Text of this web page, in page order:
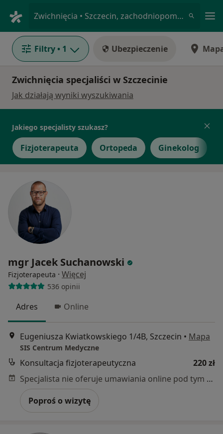
Zwichnięcia • Szczecin, zachodniopomorskie
Filtry • 1 Ubezpieczenie
Zwichnięcia specjaliści w Szczecinie
Jak działają wyniki wyszukiwania
Jakiego specjalisty szukasz?
Fizjoterapeuta Ortopeda Ginekolog
mgr Jacek Suchanowski
Fizjoterapeuta · Więcej
536 opinii
Adres Online
Eugeniusza Kwiatkowskiego 1/4B, Szczecin • Mapa
SIS Centrum Medyczne
Konsultacja fizjoterapeutyczna
220 zł
Specjalista nie oferuje umawiania online pod tym adresem.
Poproś o wizytę